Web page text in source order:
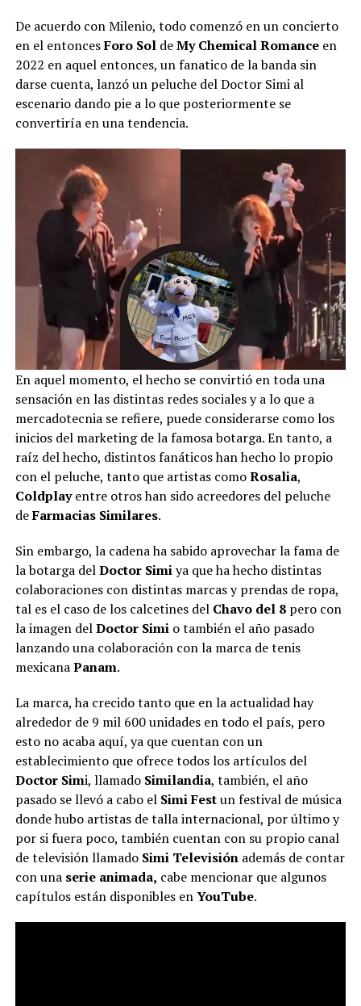
De acuerdo con Milenio, todo comenzó en un concierto
en el entoncesForo SoldeMy Chemical Romance en
2022 en aquel entonces, un fanatico de la banda sin
darse cuenta, lanzó un peluche del Doctor Simi al
escenario dando pie a lo que posteriormente se
convertiría en una tendencia.
En aquel momento, el hecho se convirtió en toda una
sensación en las distintas redes sociales y a lo que a
mercadotecnia se refiere, puede considerarse como los
inicios del marketing de la famosa botarga. En tanto, a
raíz del hecho, distintos fanáticos han hecho lo propio
con el peluche, tanto que artistas comoRosalia,
Coldplayentre otros han sido acreedores del peluche
deFarmacias Similares.
Sin embargo, la cadena ha sabido aprovechar la fama de
la botarga delDoctor Simiya que ha hecho distintas
colaboraciones con distintas marcas y prendas de ropa,
tal es el caso de los calcetines del Chavo del 8pero con
la imagen delDoctor Simio también el año pasado
lanzando una colaboración con la marca de tenis
mexicanaPanam.
La marca, ha crecido tanto que en la actualidad hay
alrededor de 9 mil 600 unidades en todo el país, pero
esto no acaba aquí, ya que cuentan con un
establecimiento que ofrece todos los artículos del
Doctor Simi, llamado Similandia, también, el año
pasado se llevó a cabo el Simi Festun festival de música
donde hubo artistas de talla internacional, por último y
por si fuera poco, también cuentan con su propio canal
de televisión llamado Simi Televisión además de contar
con una serie animada, cabe mencionar que algunos
capítulos están disponibles enYouTube.